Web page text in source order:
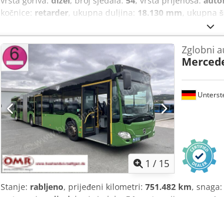
kočnice: retarder, ukupna duljina: 18.130 mm, ukupna
ABS, klima
tempomat,
1 / 15
Zglobni
Stanje: rabljeno, prijeđeni kilometri: 751.482 km, snaga: